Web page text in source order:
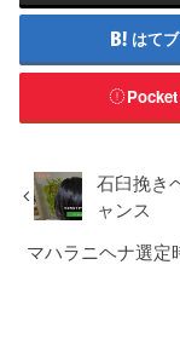
はてブ
Pocket
石臼挽き
ャンス
マハラニヘナ選定